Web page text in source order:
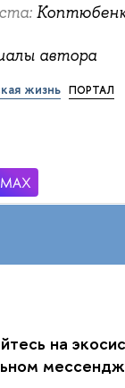
автора
жизнь ПОРТАЛ
на